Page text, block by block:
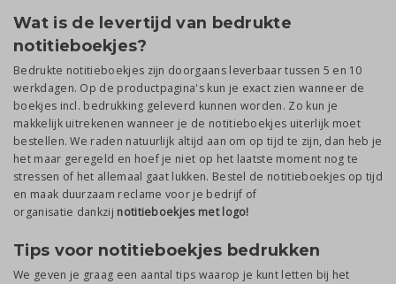
Wat is de levertijd van bedrukte
notitieboekjes?
Bedrukte notitieboekjes zijn doorgaans leverbaar tussen 5 en 10
werkdagen. Op de productpagina's kun je exact zien wanneer de
boekjes incl. bedrukking geleverd kunnen worden. Zo kun je
makkelijk uitrekenen wanneer je de notitieboekjes uiterlijk moet
bestellen. We raden natuurlijk altijd aan om op tijd te zijn, dan heb je
het maar geregeld en hoef je niet op het laatste moment nog te
stressen of het allemaal gaat lukken. Bestel de notitieboekjes op tijd
en maak duurzaam reclame voor je bedrijf of
organisatie dankzij notitieboekjes met logo!
Tips voor notitieboekjes bedrukken
We geven je graag een aantal tips waarop je kunt letten bij het